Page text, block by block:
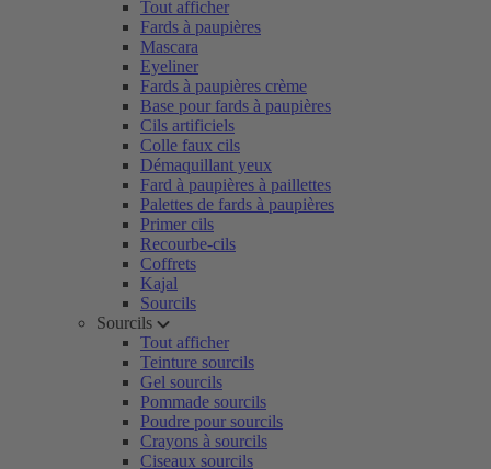
Tout afficher
Fards à paupières
Mascara
Eyeliner
Fards à paupières crème
Base pour fards à paupières
Cils artificiels
Colle faux cils
Démaquillant yeux
Fard à paupières à paillettes
Palettes de fards à paupières
Primer cils
Recourbe-cils
Coffrets
Kajal
Sourcils
Sourcils
Tout afficher
Teinture sourcils
Gel sourcils
Pommade sourcils
Poudre pour sourcils
Crayons à sourcils
Ciseaux sourcils